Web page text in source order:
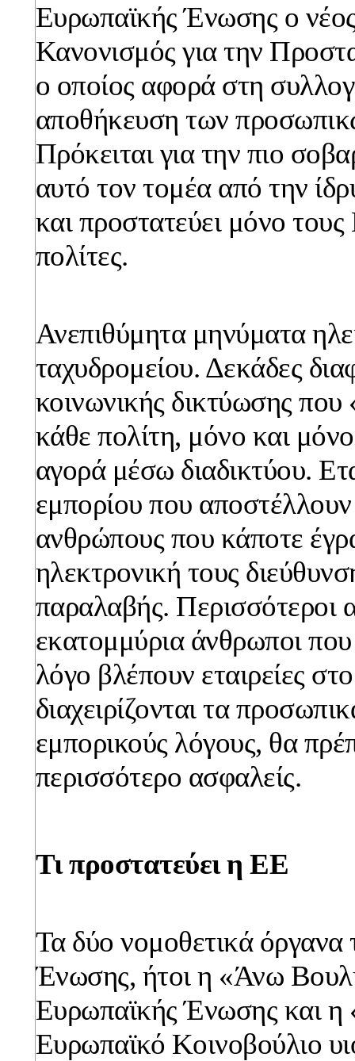
Ευρωπαϊκής Ένωσης ο
Κανονισμός για την
ο οποίος αφορά στη
αποθήκευση των
Πρόκειται για την πιο
αυτό τον τομέα από την
και προστατεύει μόνο
πολίτες.
Ανεπιθύμητα μηνύματα
ταχυδρομείου. Δεκάδες
κοινωνικής δικτύωσης
κάθε πολίτη, μόνο και
αγορά μέσω διαδικτύου.
εμπορίου που
ανθρώπους που κάποτε
ηλεκτρονική τους
παραλαβής. Περισσότεροι
εκατομμύρια άνθρωποι
λόγο βλέπουν εταιρείες
διαχειρίζονται τα
εμπορικούς λόγους, θα
περισσότερο ασφαλείς.
Τι προστατεύει η ΕΕ
Τα δύο νομοθετικά όργανα
Ένωσης, ήτοι η «Άνω
Ευρωπαϊκής Ένωσης και
Ευρωπαϊκό Κοινοβούλιο